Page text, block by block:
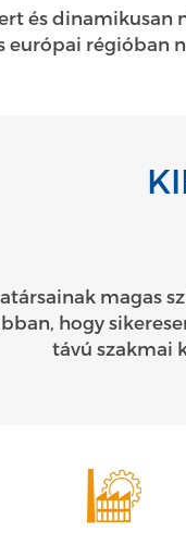
és
európai régióban
magas
hogy
távú szakmai